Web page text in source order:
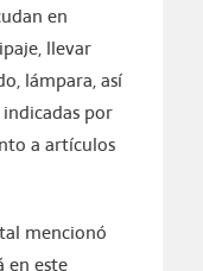
en
llevar
lámpara, así
por
a artículos
mencionó
en este